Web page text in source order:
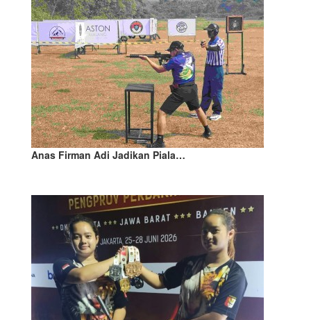
Anas Firman Adi Jadikan Piala…